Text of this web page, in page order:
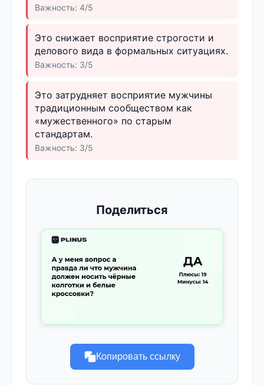
Важность: 4/5
Это снижает восприятие строгости и
делового вида в формальных ситуациях.
Важность: 3/5
Это затрудняет восприятие мужчины
традиционным сообществом как
«мужественного» по старым
стандартам.
Важность: 3/5
Поделиться
Копировать ссылку